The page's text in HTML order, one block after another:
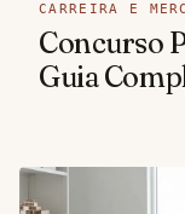
CARREIRA E
Concurso
Guia